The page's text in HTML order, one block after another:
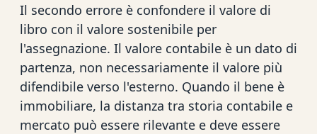
Il secondo errore è confondere il valore di
libro con il valore sostenibile per
l'assegnazione. Il valore contabile è un dato di
partenza, non necessariamente il valore più
difendibile verso l'esterno. Quando il bene è
immobiliare, la distanza tra storia contabile e
mercato può essere rilevante e deve essere